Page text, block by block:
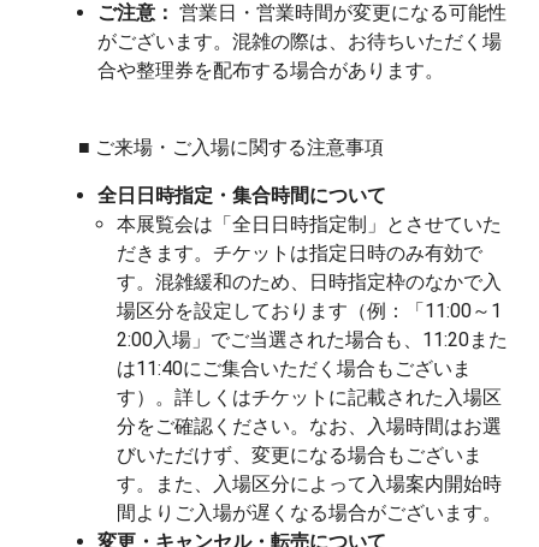
ご注意： 営業日・営業時間が変更になる可能性
がございます。混雑の際は、お待ちいただく場
合や整理券を配布する場合があります。
■ ご来場・ご入場に関する注意事項
全日日時指定・集合時間について
本展覧会は「全日日時指定制」とさせていた
だきます。チケットは指定日時のみ有効で
す。混雑緩和のため、日時指定枠のなかで入
場区分を設定しております（例：「11:00～1
2:00入場」でご当選された場合も、11:20また
は11:40にご集合いただく場合もございま
す）。詳しくはチケットに記載された入場区
分をご確認ください。なお、入場時間はお選
びいただけず、変更になる場合もございま
す。また、入場区分によって入場案内開始時
間よりご入場が遅くなる場合がございます。
変更・キャンセル・転売について